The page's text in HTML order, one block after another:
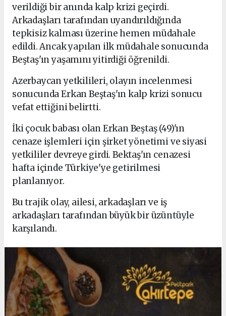
verildiği bir anında kalp krizi geçirdi.
Arkadaşları tarafından uyandırıldığında
tepkisiz kalması üzerine hemen müdahale
edildi. Ancak yapılan ilk müdahale sonucunda
Beştaş'ın yaşamını yitirdiği öğrenildi.
Azerbaycan yetkilileri, olayın incelenmesi
sonucunda Erkan Beştaş'ın kalp krizi sonucu
vefat ettiğini belirtti.
İki çocuk babası olan Erkan Beştaş (49)'ın
cenaze işlemleri için şirket yönetimi ve siyasi
yetkililer devreye girdi. Bektaş'ın cenazesi
hafta içinde Türkiye'ye getirilmesi
planlanıyor.
Bu trajik olay, ailesi, arkadaşları ve iş
arkadaşları tarafından büyük bir üzüntüyle
karşılandı.